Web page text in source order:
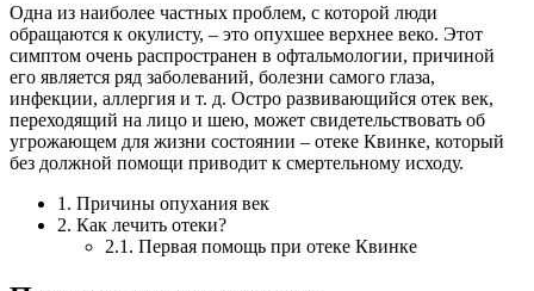
Одна из наиболее частных проблем, с которой люди
обращаются к окулисту, – это опухшее верхнее веко. Этот
симптом очень распространен в офтальмологии, причиной
его является ряд заболеваний, болезни самого глаза,
инфекции, аллергия и т. д. Остро развивающийся отек век,
переходящий на лицо и шею, может свидетельствовать об
угрожающем для жизни состоянии – отеке Квинке, который
без должной помощи приводит к смертельному исходу.
1. Причины опухания век
2. Как лечить отеки?
2.1. Первая помощь при отеке Квинке